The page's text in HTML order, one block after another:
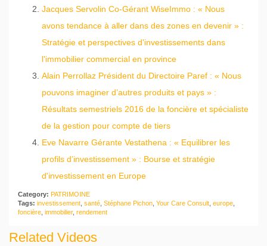
Jacques Servolin Co-Gérant WiseImmo : « Nous
avons tendance à aller dans des zones en devenir » :
Stratégie et perspectives d'investissements dans
l'immobilier commercial en province
Alain Perrollaz Président du Directoire Paref : « Nous
pouvons imaginer d’autres produits et pays » :
Résultats semestriels 2016 de la foncière et spécialiste
de la gestion pour compte de tiers
Eve Navarre Gérante Vestathena : « Equilibrer les
profils d’investissement » : Bourse et stratégie
d'investissement en Europe
Category: PATRIMOINE
Tags: investissement santé Stéphane Pichon Your Care Consult europe
foncière immobilier, rendement
Related Videos